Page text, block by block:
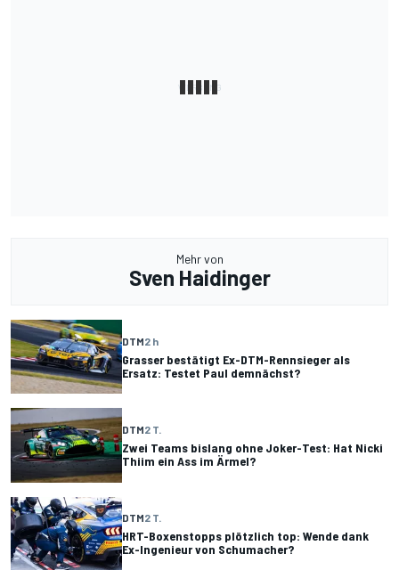
Mehr von
Sven Haidinger
DTM2 h
Grasser bestätigt Ex-DTM-Rennsieger als
Ersatz: Testet Paul demnächst?
DTM2 T.
Zwei Teams bislang ohne Joker-Test: Hat Nicki
Thiim ein Ass im Ärmel?
DTM2 T.
HRT-Boxenstopps plötzlich top: Wende dank
Ex-Ingenieur von Schumacher?